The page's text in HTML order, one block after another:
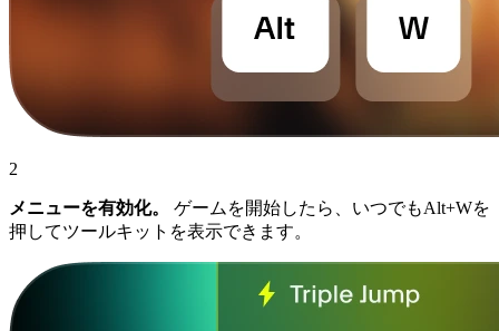
2
メニューを有効化。
ゲームを開始したら、いつでもAlt+Wを
押してツールキットを表示できます。